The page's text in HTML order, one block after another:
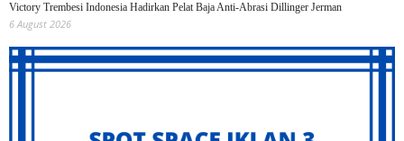
Victory Trembesi Indonesia Hadirkan Pelat Baja Anti-Abrasi Dillinger Jerman
6 August 2026